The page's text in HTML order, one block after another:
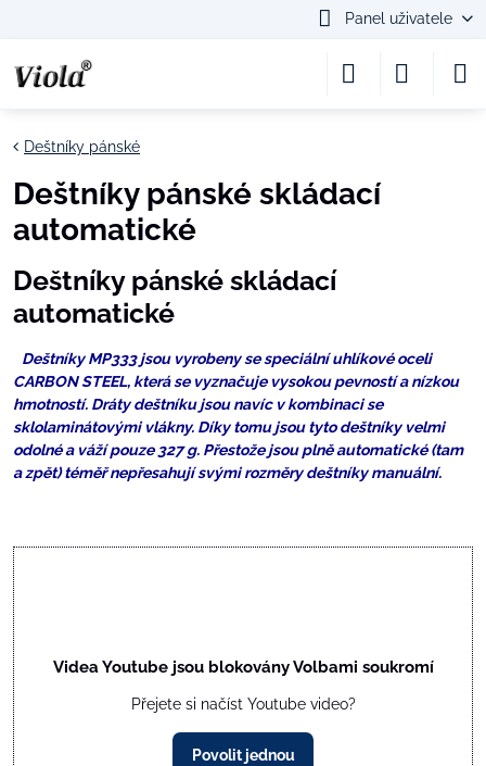
Panel uživatele
Deštníky pánské
Deštníky pánské skládací
automatické
Deštníky pánské skládací
automatické
Deštníky MP333 jsou vyrobeny se speciální uhlíkové oceli
CARBON STEEL, která se vyznačuje vysokou pevností a nízkou
hmotností. Dráty deštníku jsou navíc v kombinaci se
sklolaminátovými vlákny. Díky tomu jsou tyto deštníky velmi
odolné a váží pouze 327 g. Přestože jsou plně automatické (tam
a zpět) téměř nepřesahují svými rozměry deštníky manuální.
Videa Youtube jsou blokovány Volbami soukromí
Přejete si načíst Youtube video?
Povolit jednou